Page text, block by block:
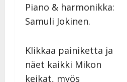
Piano & harmonikka:
Samuli Jokinen.
Klikkaa painiketta ja
näet kaikki Mikon
keikat, myös